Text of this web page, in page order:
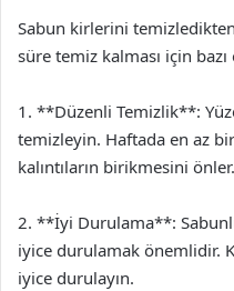
Sabun kirlerini
süre temiz kalması için
1. **Düzenli Temizlik**:
temizleyin. Haftada en az
kalıntıların birikmesini önler.
2. **İyi Durulama**:
iyice durulamak önemlidir.
iyice durulayın.